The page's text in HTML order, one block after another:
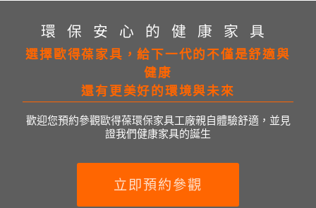
環保安心的健康家具
選擇歐得葆家具，給下一代的不僅是舒適與
健康
還有更美好的環境與未來
歡迎您預約參觀歐得葆環保家具工廠親自體驗舒適，並見
證我們健康家具的誕生
立即預約參觀